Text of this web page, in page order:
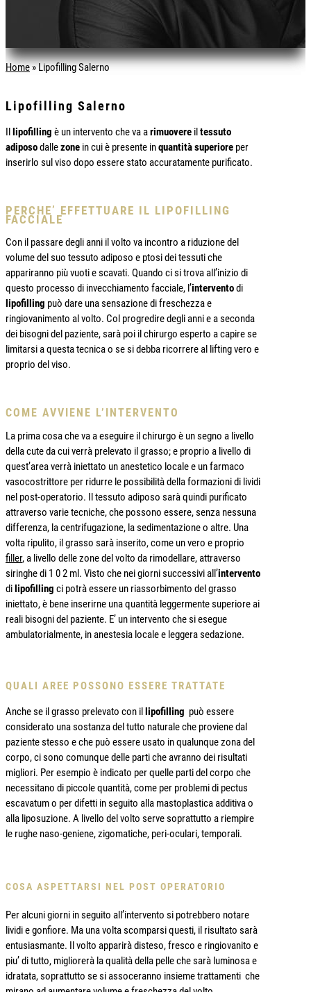
Home»Lipofilling Salerno
Lipofilling Salerno
Illipofilling è un intervento che va arimuovere iltessuto
adiposodallezone in cui è presente inquantità superiore per
inserirlo sul viso dopo essere stato accuratamente purificato.
PERCHE’ EFFETTUARE IL LIPOFILLING
FACCIALE
Con il passare degli anni il volto va incontro a riduzione del
volume del suo tessuto adiposo e ptosi dei tessuti che
appariranno più vuoti e scavati. Quando ci si trova all’inizio di
questo processo di invecchiamento facciale, l’interventodi
lipofilling può dare una sensazione di freschezza e
ringiovanimento al volto. Col progredire degli anni e a seconda
dei bisogni del paziente, sarà poi il chirurgo esperto a capire se
limitarsi a questa tecnica o se si debba ricorrere al lifting vero e
proprio del viso.
COME AVVIENE L’INTERVENTO
La prima cosa che va a eseguire il chirurgo è un segno a livello
della cute da cui verrà prelevato il grasso; e proprio a livello di
quest’area verrà iniettato un anestetico locale e un farmaco
vasocostrittore per ridurre le possibilità della formazioni di lividi
nel post-operatorio. Il tessuto adiposo sarà quindi purificato
attraverso varie tecniche, che possono essere, senza nessuna
differenza, la centrifugazione, la sedimentazione o altre. Una
volta ripulito, il grasso sarà inserito, come un vero e proprio
filler, a livello delle zone del volto da rimodellare, attraverso
siringhe di 1 0 2 ml. Visto che nei giorni successivi all’intervento
dilipofilling ci potrà essere un riassorbimento del grasso
iniettato, è bene inserirne una quantità leggermente superiore ai
reali bisogni del paziente. E’ un intervento che si esegue
ambulatorialmente, in anestesia locale e leggera sedazione.
QUALI AREE POSSONO ESSERE TRATTATE
Anche se il grasso prelevato con illipofilling può essere
considerato una sostanza del tutto naturale che proviene dal
paziente stesso e che può essere usato in qualunque zona del
corpo, ci sono comunque delle parti che avranno dei risultati
migliori. Per esempio è indicato per quelle parti del corpo che
necessitano di piccole quantità, come per problemi di pectus
escavatum o per difetti in seguito alla mastoplastica additiva o
alla liposuzione. A livello del volto serve soprattutto a riempire
le rughe naso-geniene, zigomatiche, peri-oculari, temporali.
COSA ASPETTARSI NEL POST OPERATORIO
Per alcuni giorni in seguito all’intervento si potrebbero notare
lividi e gonfiore. Ma una volta scomparsi questi, il risultato sarà
entusiasmante. Il volto apparirà disteso, fresco e ringiovanito e
piu’ di tutto, migliorerà la qualità della pelle che sarà luminosa e
idratata, soprattutto se si assoceranno insieme trattamenti che